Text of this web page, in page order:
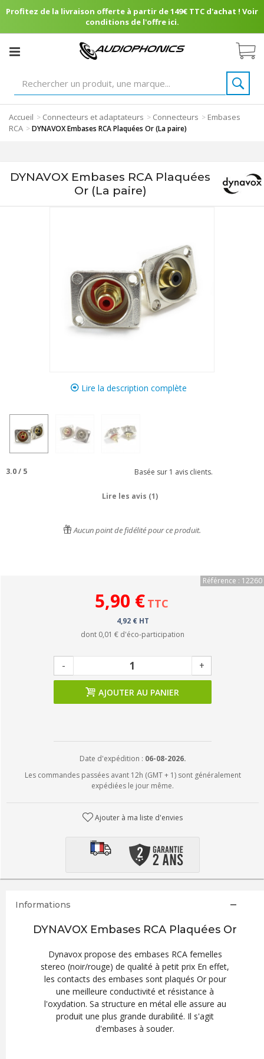
Profitez de la livraison offerte à partir de 149€ TTC d'achat ! Voir
conditions de l'offre ici.
Accueil > Connecteurs et adaptateurs > Connecteurs > Embases
RCA >DYNAVOX Embases RCA Plaquées Or (La paire)
DYNAVOX Embases RCA Plaquées
Or (La paire)
Lire la description complète
3.0/ 5 Basée sur 1 avis clients.
Lire les avis (1)
Aucun point de fidélité pour ce produit.
Référence : 12260
5,90 € TTC
4,92 € HT
dont 0,01 € d'éco-participation
- +
AJOUTER AU PANIER
Date d'expédition : 06-08-2026.
Les commandes passées avant 12h (GMT + 1) sont généralement
expédiées le jour même.
Ajouter à ma liste d'envies
Informations
DYNAVOX Embases RCA Plaquées Or
Dynavox propose des embases RCA femelles
stereo (noir/rouge) de qualité à petit prix En effet,
les contacts des embases sont plaqués Or pour
une meilleure conductivité et résistance à
l'oxydation. Sa structure en métal elle assure au
produit une plus grande durabilité. Il s'agit
d'embases à souder.